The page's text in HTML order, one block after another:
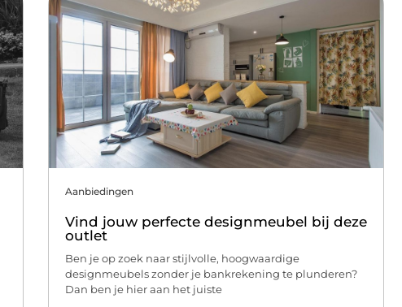
Aanbiedingen
Vind jouw perfecte designmeubel bij deze
outlet
Ben je op zoek naar stijlvolle, hoogwaardige
designmeubels zonder je bankrekening te plunderen?
Dan ben je hier aan het juiste